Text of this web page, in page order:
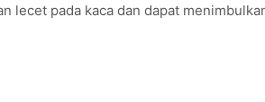
lecet pada kaca dan dapat